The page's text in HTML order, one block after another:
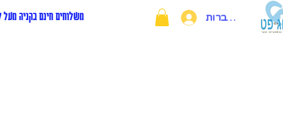
משלוחים חינם בקניה מעל 297 ש"ח להתחברות